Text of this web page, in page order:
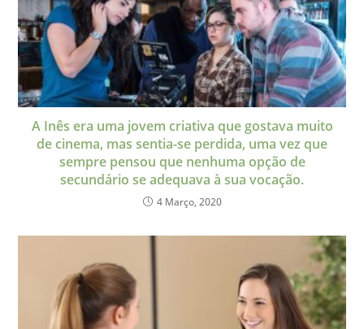
A Inês era uma jovem criativa que gostava muito
de cinema, mas sentia-se perdida, uma vez que
sempre pensou que nenhuma opção de
secundário se adequava à sua vocação.
4 Março, 2020